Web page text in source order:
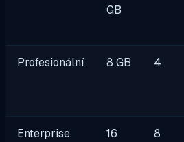
GB
Profesionální 8 GB 4
Enterprise
16
8